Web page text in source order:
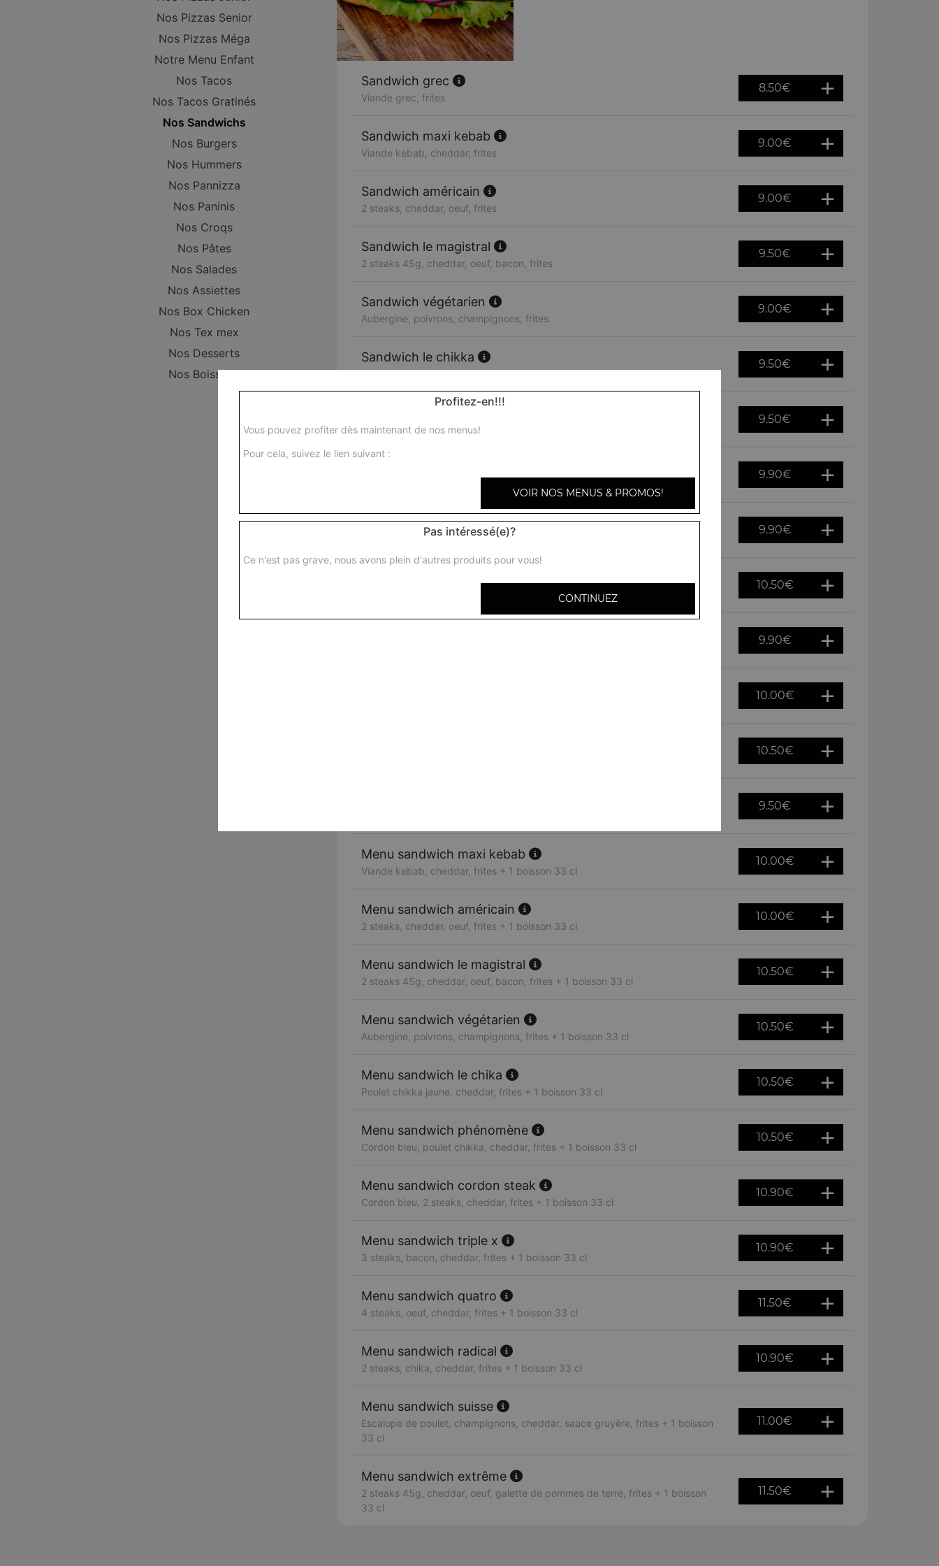
Nos Pizzas Senior
Nos Pizzas Méga
Notre Menu Enfant
Nos Tacos
Nos Tacos Gratinés
Nos Sandwichs
Nos Burgers
Nos Hummers
Nos Pannizza
Nos Paninis
Nos Croqs
Nos Pâtes
Nos Salades
Nos Assiettes
Nos Box Chicken
Nos Tex mex
Nos Desserts
Nos Boissons
Sandwich grec
Viande grec, frites
8.50€
Sandwich maxi kebab
Viande kebab, cheddar, frites
9.00€
Sandwich américain
2 steaks, cheddar, oeuf, frites
9.00€
Sandwich le magistral
2 steaks 45g, cheddar, oeuf, bacon, frites
9.50€
Sandwich végétarien
Aubergine, poivrons, champignons, frites
9.00€
Sandwich le chikka
Poulet chikka jaune, cheddar, frites
9.50€
Cordon bleu, poulet chikka, cheddar, frites
9.50€
9.90€
Sandwich triple x
3 steaks, bacon, cheddar, frites
9.90€
10.50€
9.90€
10.00€
10.50€
9.50€
Menu sandwich maxi kebab
Viande kebab, cheddar, frites + 1 boisson 33 cl
10.00€
Menu sandwich américain
2 steaks, cheddar, oeuf, frites + 1 boisson 33 cl
10.00€
Menu sandwich le magistral
2 steaks 45g, cheddar, oeuf, bacon, frites + 1 boisson 33 cl
10.50€
Menu sandwich végétarien
Aubergine, poivrons, champignons, frites + 1 boisson 33 cl
10.50€
Menu sandwich le chika
Poulet chikka jaune, cheddar, frites + 1 boisson 33 cl
10.50€
Menu sandwich phénomène
Cordon bleu, poulet chikka, cheddar, frites + 1 boisson 33 cl
10.50€
Menu sandwich cordon steak
Cordon bleu, 2 steaks, cheddar, frites + 1 boisson 33 cl
10.90€
Menu sandwich triple x
3 steaks, bacon, cheddar, frites + 1 boisson 33 cl
10.90€
Menu sandwich quatro
4 steaks, oeuf, cheddar, frites + 1 boisson 33 cl
11.50€
Menu sandwich radical
2 steaks, chika, cheddar, frites + 1 boisson 33 cl
10.90€
Menu sandwich suisse
Escalope de poulet, champignons, cheddar, sauce gruyère, frites + 1 boisson
33 cl
11.00€
Menu sandwich extrême
2 steaks 45g, cheddar, oeuf, galette de pommes de terre, frites + 1 boisson
33 cl
11.50€
Profitez-en!!!
Vous pouvez profiter dès maintenant de nos menus!
Pour cela, suivez le lien suivant :
VOIR NOS MENUS & PROMOS!
Pas intéressé(e)?
Ce n'est pas grave, nous avons plein d'autres produits pour vous!
CONTINUEZ